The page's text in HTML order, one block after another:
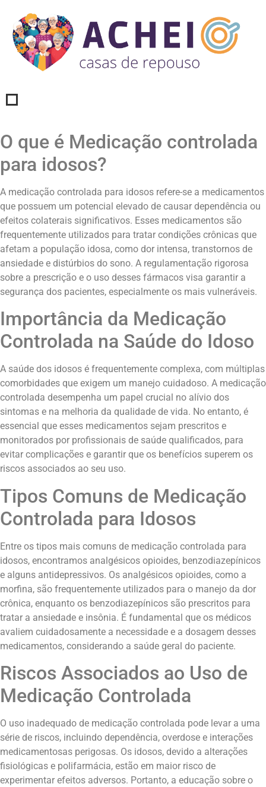
O que é Medicação controlada
para idosos?
A medicação controlada para idosos refere-se a medicamentos
que possuem um potencial elevado de causar dependência ou
efeitos colaterais significativos. Esses medicamentos são
frequentemente utilizados para tratar condições crônicas que
afetam a população idosa, como dor intensa, transtornos de
ansiedade e distúrbios do sono. A regulamentação rigorosa
sobre a prescrição e o uso desses fármacos visa garantir a
segurança dos pacientes, especialmente os mais vulneráveis.
Importância da Medicação
Controlada na Saúde do Idoso
A saúde dos idosos é frequentemente complexa, com múltiplas
comorbidades que exigem um manejo cuidadoso. A medicação
controlada desempenha um papel crucial no alívio dos
sintomas e na melhoria da qualidade de vida. No entanto, é
essencial que esses medicamentos sejam prescritos e
monitorados por profissionais de saúde qualificados, para
evitar complicações e garantir que os benefícios superem os
riscos associados ao seu uso.
Tipos Comuns de Medicação
Controlada para Idosos
Entre os tipos mais comuns de medicação controlada para
idosos, encontramos analgésicos opioides, benzodiazepínicos
e alguns antidepressivos. Os analgésicos opioides, como a
morfina, são frequentemente utilizados para o manejo da dor
crônica, enquanto os benzodiazepínicos são prescritos para
tratar a ansiedade e insônia. É fundamental que os médicos
avaliem cuidadosamente a necessidade e a dosagem desses
medicamentos, considerando a saúde geral do paciente.
Riscos Associados ao Uso de
Medicação Controlada
O uso inadequado de medicação controlada pode levar a uma
série de riscos, incluindo dependência, overdose e interações
medicamentosas perigosas. Os idosos, devido a alterações
fisiológicas e polifarmácia, estão em maior risco de
experimentar efeitos adversos. Portanto, a educação sobre o